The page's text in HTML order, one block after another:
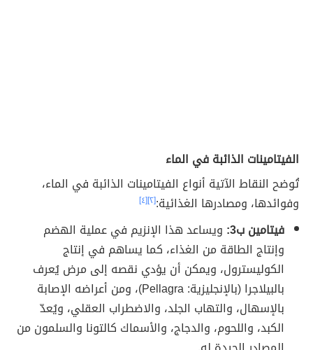
الفيتامينات الذائبة في الماء
تُوضح النقاط الآتية أنواع الفيتامينات الذائبة في الماء،
وفوائدها، ومصادرها الغذائية:[٢] [٤]
فيتامين ب3:
ويساعد هذا الإنزيم في عملية الهضم
وإنتاج الطاقة من الغذاء، كما يساهم في إنتاج
الكوليسترول، ويمكن أن يؤدي نقصه إلى مرض يُعرف
بالبيلاجرا (بالإنجليزية: Pellagra)، ومن أعراضه الإصابة
بالإسهال، والتهاب الجلد، والاضطراب العقلي، ويُعدّ
الكبد، واللحوم، والدجاج، والأسماك كالتونا والسلمون من